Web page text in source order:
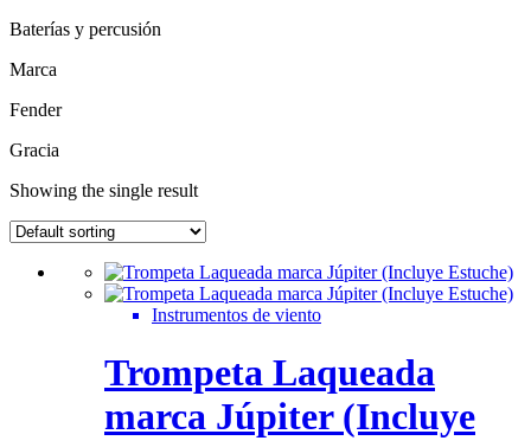
Baterías y percusión
Marca
Fender
Gracia
Showing the single result
Instrumentos de viento
Trompeta Laqueada
marca Júpiter (Incluye